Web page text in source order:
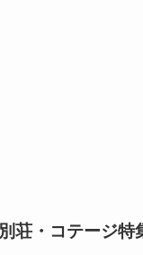
荘・コテージ特